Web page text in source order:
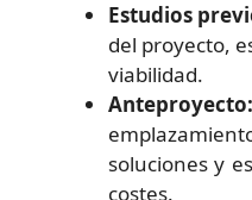
Estudios
del proyecto,
viabilidad.
Anteproyecto:
soluciones y
costes.